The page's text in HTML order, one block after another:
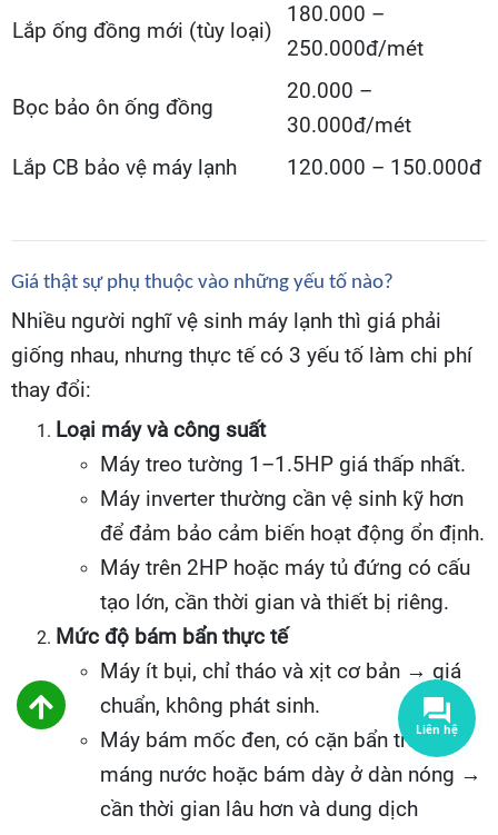
Lắp ống đồng mới (tùy loại)
180.000 –
250.000đ/mét
Bọc bảo ôn ống đồng
20.000 –
30.000đ/mét
Lắp CB bảo vệ máy lạnh
120.000 – 150.000đ
Giá thật sự phụ thuộc vào những yếu tố nào?
Nhiều người nghĩ vệ sinh máy lạnh thì giá phải
giống nhau, nhưng thực tế có 3 yếu tố làm chi phí
thay đổi:
Loại máy và công suất
Máy treo tường 1–1.5HP giá thấp nhất.
Máy inverter thường cần vệ sinh kỹ hơn
để đảm bảo cảm biến hoạt động ổn định.
Máy trên 2HP hoặc máy tủ đứng có cấu
tạo lớn, cần thời gian và thiết bị riêng.
Mức độ bám bẩn thực tế
Máy ít bụi, chỉ tháo và xịt cơ bản → giá
chuẩn, không phát sinh.
Máy bám mốc đen, có cặn bẩn trong
máng nước hoặc bám dày ở dàn nóng →
cần thời gian lâu hơn và dung dịch